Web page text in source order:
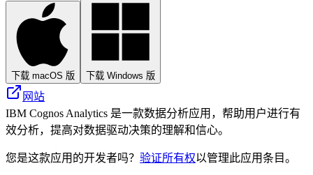
下载 macOS 版 下载 Windows 版
网站
IBM Cognos Analytics 是一款数据分析应用，帮助用户进行有
效分析，提高对数据驱动决策的理解和信心。
您是这款应用的开发者吗？ 验证所有权以管理此应用条目。